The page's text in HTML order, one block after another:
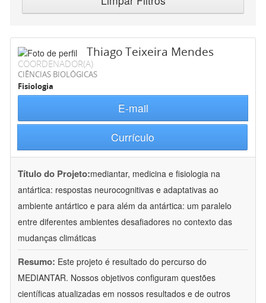
Thiago Teixeira Mendes
COORDENADOR(A)
CIÊNCIAS BIOLÓGICAS
Fisiologia
E-mail
Currículo
Título do Projeto:mediantar, medicina e fisiologia na
antártica: respostas neurocognitivas e adaptativas ao
ambiente antártico e para além da antártica: um paralelo
entre diferentes ambientes desafiadores no contexto das
mudanças climáticas
Resumo: Este projeto é resultado do percurso do
MEDIANTAR. Nossos objetivos configuram questões
científicas atualizadas em nossos resultados e de outros